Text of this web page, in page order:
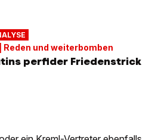
Reden und weiterbomben
perfider Friedenstrick